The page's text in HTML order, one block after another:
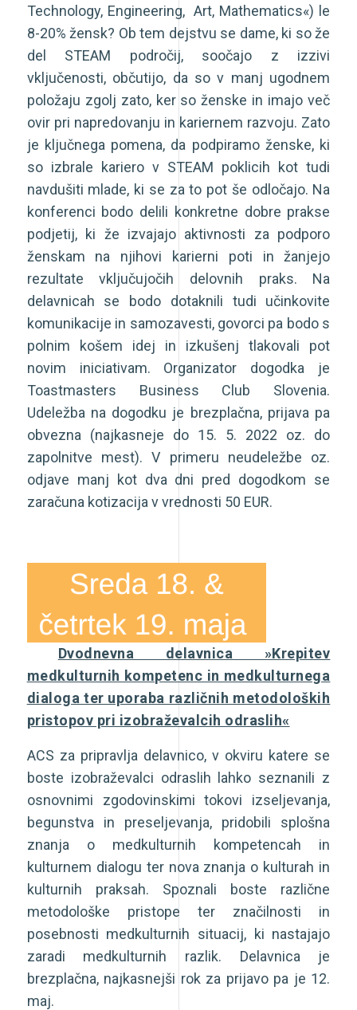
Technology, Engineering, Art, Mathematics«) le
8-20% žensk? Ob tem dejstvu se dame, ki so že
del STEAM področij, soočajo z izzivi
vključenosti, občutijo, da so v manj ugodnem
položaju zgolj zato, ker so ženske in imajo več
ovir pri napredovanju in kariernem razvoju. Zato
je ključnega pomena, da podpiramo ženske, ki
so izbrale kariero v STEAM poklicih kot tudi
navdušiti mlade, ki se za to pot še odločajo. Na
konferenci bodo delili konkretne dobre prakse
podjetij, ki že izvajajo aktivnosti za podporo
ženskam na njihovi karierni poti in žanjejo
rezultate vključujočih delovnih praks. Na
delavnicah se bodo dotaknili tudi učinkovite
komunikacije in samozavesti, govorci pa bodo s
polnim košem idej in izkušenj tlakovali pot
novim iniciativam. Organizator dogodka je
Toastmasters Business Club Slovenia.
Udeležba na dogodku je brezplačna, prijava pa
obvezna (najkasneje do 15. 5. 2022 oz. do
zapolnitve mest). V primeru neudeležbe oz.
odjave manj kot dva dni pred dogodkom se
zaračuna kotizacija v vrednosti 50 EUR.
Dvodnevna delavnica »Krepitev
medkulturnih kompetenc in medkulturnega
dialoga ter uporaba različnih metodoloških
pristopov pri izobraževalcih odraslih«
ACS za pripravlja delavnico, v okviru katere se
boste izobraževalci odraslih lahko seznanili z
osnovnimi zgodovinskimi tokovi izseljevanja,
begunstva in preseljevanja, pridobili splošna
znanja o medkulturnih kompetencah in
kulturnem dialogu ter nova znanja o kulturah in
kulturnih praksah. Spoznali boste različne
metodološke pristope ter značilnosti in
posebnosti medkulturnih situacij, ki nastajajo
zaradi medkulturnih razlik. Delavnica je
brezplačna, najkasnejši rok za prijavo pa je 12.
maj.